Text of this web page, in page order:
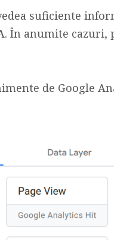
suficiente
În anumite
de Google